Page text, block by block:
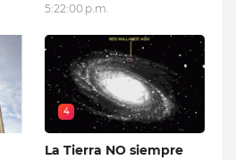
5:22:00 p.m.
4
La Tierra NO siempre